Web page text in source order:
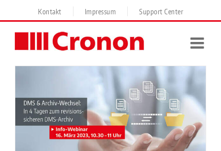
to
Kontakt Impressum Support Center